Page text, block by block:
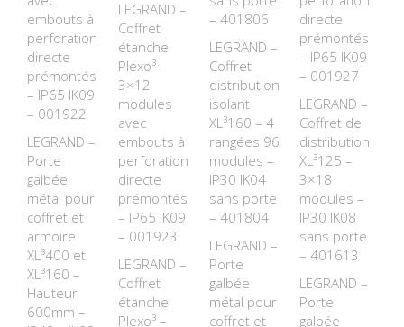
embouts à
perforation
directe
prémontés
– IP65 IK09
– 001922
LEGRAND –
Porte
galbée
métal pour
coffret et
armoire
XL³400 et
XL³160 –
Hauteur
600mm –
LEGRAND –
Coffret
étanche
Plexo³ –
3×12
modules
avec
embouts à
perforation
directe
prémontés
– IP65 IK09
– 001923
LEGRAND –
Coffret
étanche
Plexo³ –
– 401806
LEGRAND –
Coffret
distribution
isolant
XL³160 – 4
rangées 96
modules –
IP30 IK04
sans porte
– 401804
LEGRAND –
Porte
galbée
métal pour
coffret et
directe
prémontés
– IP65 IK09
– 001927
LEGRAND –
Coffret de
distribution
XL³125 –
3×18
modules –
IP30 IK08
sans porte
– 401613
LEGRAND –
Porte
galbée